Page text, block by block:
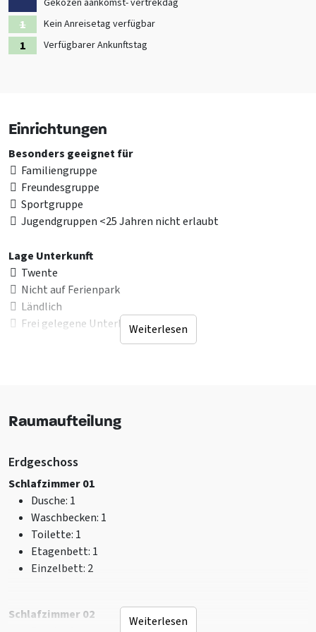
subtropisches Badeparadies, Museum Buurt Spoorweg,
verschiedene Wassermühlen, Pfannkuchenhaus (bald mit Indoor-
Spielplatz), Erholungssee Rutbeek.
Gekozen aankomst- vertrekdag
Kein Anreisetag verfügbar
Verfügbarer Ankunftstag
Einrichtungen
Lage Unterkunft
Twente
Nicht auf Ferienpark
Ländlich
Frei gelegene Unterkunft
In einem Waldgebiet
Rutschbahn
Sportplatz
Trampolin
Sanitär
Dusche: 7
Waschbecken: 7
Toilette: 7
Einrichtung (Innen)
Besonders geeignet für
Familiengruppe
Freundesgruppe
Sportgruppe
Jugendgruppen <25 Jahren nicht erlaubt
Weiterlesen
Raumaufteilung
Erdgeschoss
Schlafzimmer 01
Dusche: 1
Waschbecken: 1
Toilette: 1
Etagenbett: 1
Einzelbett: 2
Schlafzimmer 02
Weiterlesen